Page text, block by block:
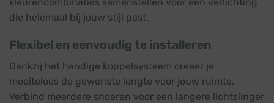
die helemaal bij jouw stijl past.
Flexibel en eenvoudig te installeren
Dankzij het handige koppelsysteem creëer je
moeiteloos de gewenste lengte voor jouw ruimte.
Verbind meerdere snoeren voor een langere lichtslinger